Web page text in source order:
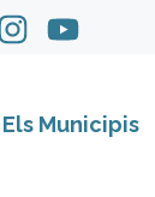
Els Municipis